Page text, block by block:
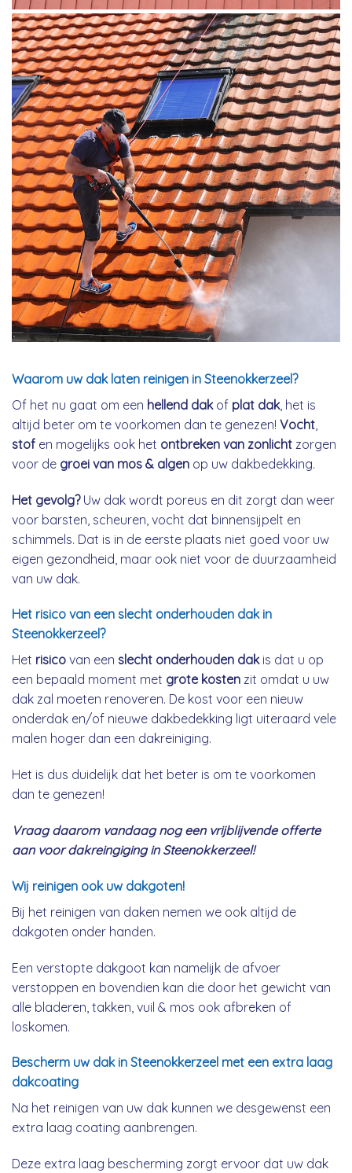
Waarom uw dak laten reinigen in Steenokkerzeel?
Of het nu gaat om een hellend dakof plat dak, het is
altijd beter om te voorkomen dan te genezen! Vocht
stof en mogelijks ook het ontbreken van zonlicht zorgen
voor de groei van mos & algen op uw dakbedekking.
Het gevolg?Uw dak wordt poreus en dit zorgt dan weer
voor barsten, scheuren, vocht dat binnensijpelt en
schimmels. Dat is in de eerste plaats niet goed voor uw
eigen gezondheid, maar ook niet voor de duurzaamheid
van uw dak.
Het risico van een slecht onderhouden dak in
Steenokkerzeel?
Het risico van een slecht onderhouden dakis dat u op
een bepaald moment met grote kosten zit omdat u uw
dak zal moeten renoveren. De kost voor een nieuw
onderdak en/of nieuwe dakbedekking ligt uiteraard vele
malen hoger dan een dakreiniging.
Het is dus duidelijk dat het beter is om te voorkomen
dan te genezen!
Vraag daarom vandaag nog een vrijblijvende offerte
aan voor dakreingiging in Steenokkerzeel!
Wij reinigen ook uw dakgoten!
Bij het reinigen van daken nemen we ook altijd de
dakgoten onder handen.
Een verstopte dakgoot kan namelijk de afvoer
verstoppen en bovendien kan die door het gewicht van
alle bladeren, takken, vuil & mos ook afbreken of
loskomen.
Bescherm uw dak in Steenokkerzeel met een extra laag
dakcoating
Na het reinigen van uw dak kunnen we desgewenst een
extra laag coating aanbrengen.
Deze extra laag bescherming zorgt ervoor dat uw dak